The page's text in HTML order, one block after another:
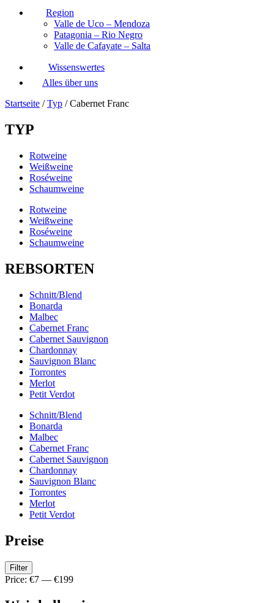
Region
Valle de Uco – Mendoza
Patagonia – Rio Negro
Valle de Cafayate – Salta
Wissenswertes
Alles über uns
Startseite /Typ / Cabernet Franc
TYP
Rotweine
Weißweine
Roséweine
Schaumweine
Rotweine
Weißweine
Roséweine
Schaumweine
REBSORTEN
Schnitt/Blend
Bonarda
Malbec
Cabernet Franc
Cabernet Sauvignon
Chardonnay
Sauvignon Blanc
Torrontes
Merlot
Petit Verdot
Schnitt/Blend
Bonarda
Malbec
Cabernet Franc
Cabernet Sauvignon
Chardonnay
Sauvignon Blanc
Torrontes
Merlot
Petit Verdot
Preise
Filter
Price: €7 — €199